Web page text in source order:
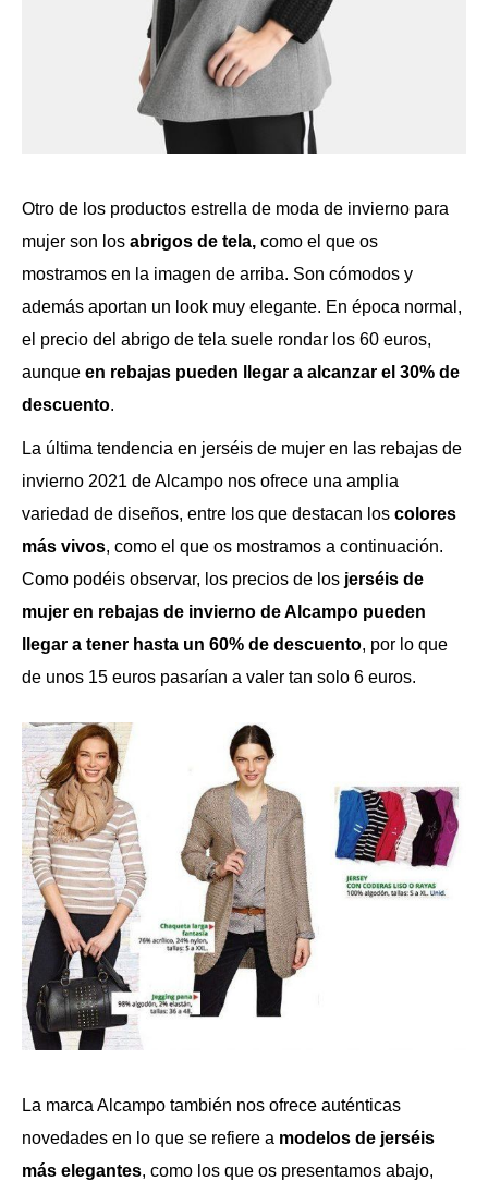
Otro de los productos estrella de moda de invierno para
mujer son los abrigos de tela, como el que os
mostramos en la imagen de arriba. Son cómodos y
además aportan un look muy elegante. En época normal,
el precio del abrigo de tela suele rondar los 60 euros,
aunque en rebajas pueden llegar a alcanzar el 30% de
descuento.
La última tendencia en jerséis de mujer en las rebajas de
invierno 2021 de Alcampo nos ofrece una amplia
variedad de diseños, entre los que destacan los colores
más vivos, como el que os mostramos a continuación.
Como podéis observar, los precios de los jerséis de
mujer en rebajas de invierno de Alcampo pueden
llegar a tener hasta un 60% de descuento, por lo que
de unos 15 euros pasarían a valer tan solo 6 euros.
La marca Alcampo también nos ofrece auténticas
novedades en lo que se refiere a modelos de jerséis
más elegantes, como los que os presentamos abajo,